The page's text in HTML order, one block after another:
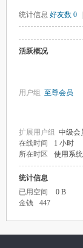
统计信息 好友数 0
活跃概况
用户组 至尊会员
扩展用户组 中级会
在线时间
1 小时
所在时区
使用系
统计信息
已用空间
0 B
金钱
447